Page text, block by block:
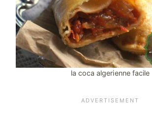
la coca algerienne facile